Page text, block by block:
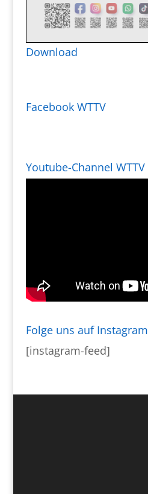
Download
Facebook WTTV
Youtube-Channel WTTV
Folge uns auf Instagram
[instagram-feed]